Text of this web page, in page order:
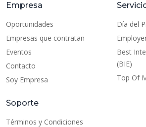
Empresa
Oportunidades
Empresas que contratan
Eventos
Contacto
Soy Empresa
Día del
Best
(BIE)
Top Of
Soporte
Términos y Condiciones